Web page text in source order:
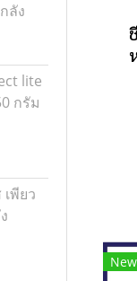
New
ลัง
lite
กรัม
พียว